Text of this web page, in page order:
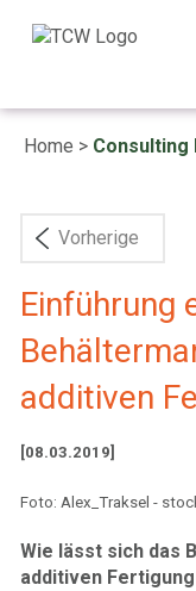
Home > Consulting
Vorherige
Einführung
additiven
[08.03.2019]
Foto: Alex_Traksel -
Wie lässt sich das
additiven